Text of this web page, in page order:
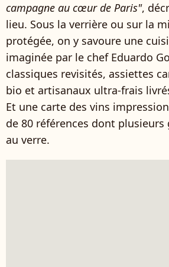
campagne au cœur de Paris",
lieu. Sous la verrière ou sur la
protégée, on y savoure une
imaginée par le chef Eduardo
classiques revisités, assiettes
bio et artisanaux ultra-frais
Et une carte des vins
de 80 références dont plusieurs
au verre.